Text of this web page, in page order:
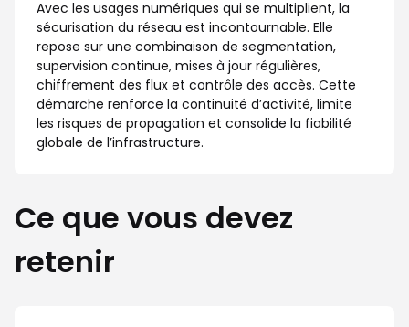
Avec les usages numériques qui se multiplient, la
sécurisation du réseau est incontournable. Elle
repose sur une combinaison de segmentation,
supervision continue, mises à jour régulières,
chiffrement des flux et contrôle des accès. Cette
démarche renforce la continuité d’activité, limite
les risques de propagation et consolide la fiabilité
globale de l’infrastructure.
Ce que vous devez
retenir